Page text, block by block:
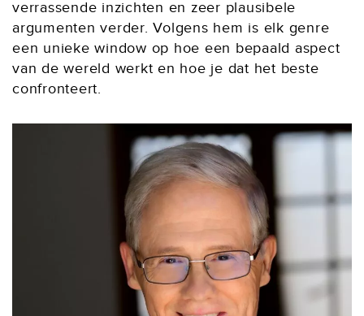
verrassende inzichten en zeer plausibele
argumenten verder. Volgens hem is elk genre
een unieke window op hoe een bepaald aspect
van de wereld werkt en hoe je dat het beste
confronteert.